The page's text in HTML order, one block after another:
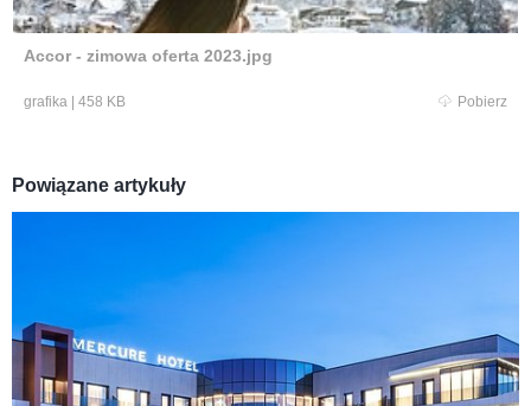
Accor - zimowa oferta 2023.jpg
grafika | 458 KB Pobierz
Powiązane artykuły